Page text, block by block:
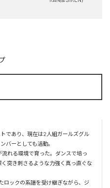
であり、現在は2人組ガールズグル
ンバーとしても活動。
れる環境で育った。ダンスで培っ
突き刺さるような力強く真っ直ぐな
ロックの系譜を受け継ぎながら、ジ